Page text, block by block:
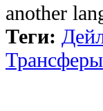
another
Теги:
Трансферы